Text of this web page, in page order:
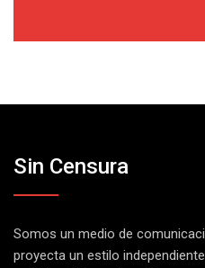
Sin Censura
Somos un medio de
proyecta un estilo